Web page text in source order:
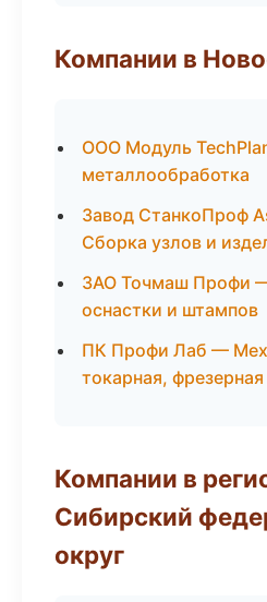
Компании в
ООО Модуль
металлообработка
Завод СтанкоПроф
Сборка узлов и
ЗАО Точмаш Профи
оснастки и штампов
ПК Профи Лаб —
токарная, фрезерная
Компании в
Сибирский
округ